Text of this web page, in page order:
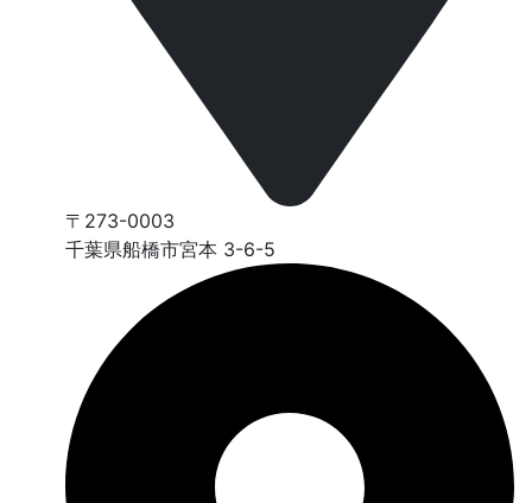
〒273-0003
千葉県船橋市宮本 3-6-5